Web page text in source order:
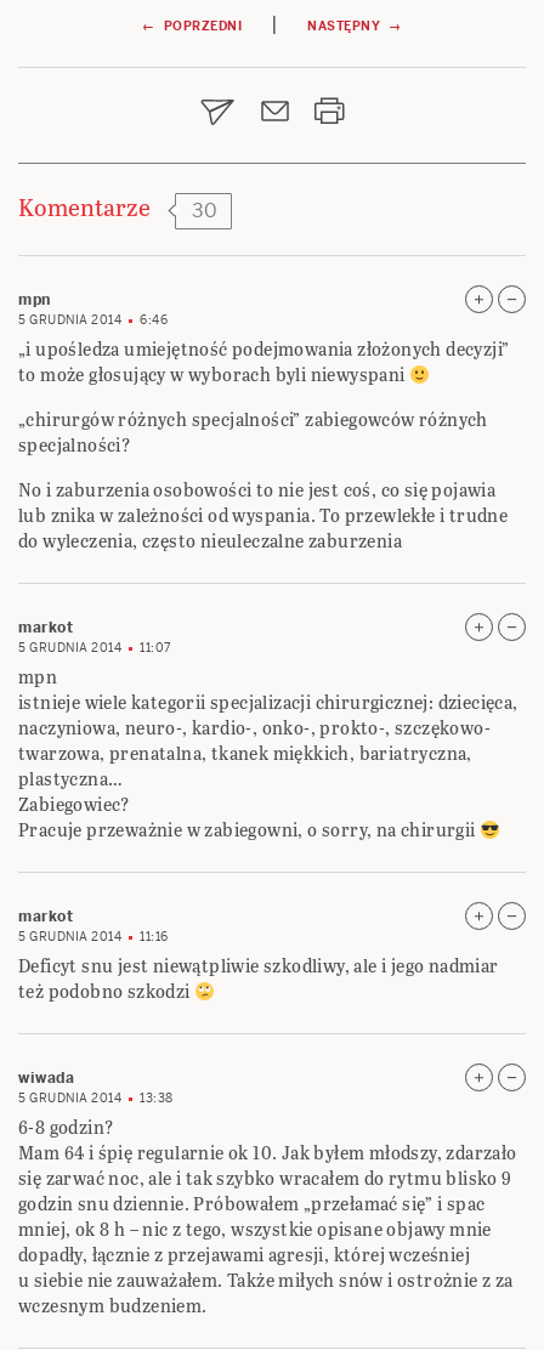
Nawigacja
wpisu
← POPRZEDNI | NASTĘPNY →
Komentarze 30
mpn
5 GRUDNIA 2014 6:46
„i upośledza umiejętność podejmowania złożonych decyzji”
to może głosujący w wyborach byli niewyspani
„chirurgów różnych specjalności” zabiegowców różnych
specjalności?
No i zaburzenia osobowości to nie jest coś, co się pojawia
lub znika w zależności od wyspania. To przewlekłe i trudne
do wyleczenia, często nieuleczalne zaburzenia
markot
5 GRUDNIA 2014 11:07
mpn
istnieje wiele kategorii specjalizacji chirurgicznej: dziecięca,
naczyniowa, neuro-, kardio-, onko-, prokto-, szczękowo-
twarzowa, prenatalna, tkanek miękkich, bariatryczna,
plastyczna…
Zabiegowiec?
Pracuje przeważnie w zabiegowni, o sorry, na chirurgii
markot
5 GRUDNIA 2014 11:16
Deficyt snu jest niewątpliwie szkodliwy, ale i jego nadmiar
też podobno szkodzi
wiwada
5 GRUDNIA 2014 13:38
6-8 godzin?
Mam 64 i śpię regularnie ok 10. Jak byłem młodszy, zdarzało
się zarwać noc, ale i tak szybko wracałem do rytmu blisko 9
godzin snu dziennie. Próbowałem „przełamać się” i spac
mniej, ok 8 h – nic z tego, wszystkie opisane objawy mnie
dopadły, łącznie z przejawami agresji, której wcześniej
u siebie nie zauważałem. Także miłych snów i ostrożnie z za
wczesnym budzeniem.